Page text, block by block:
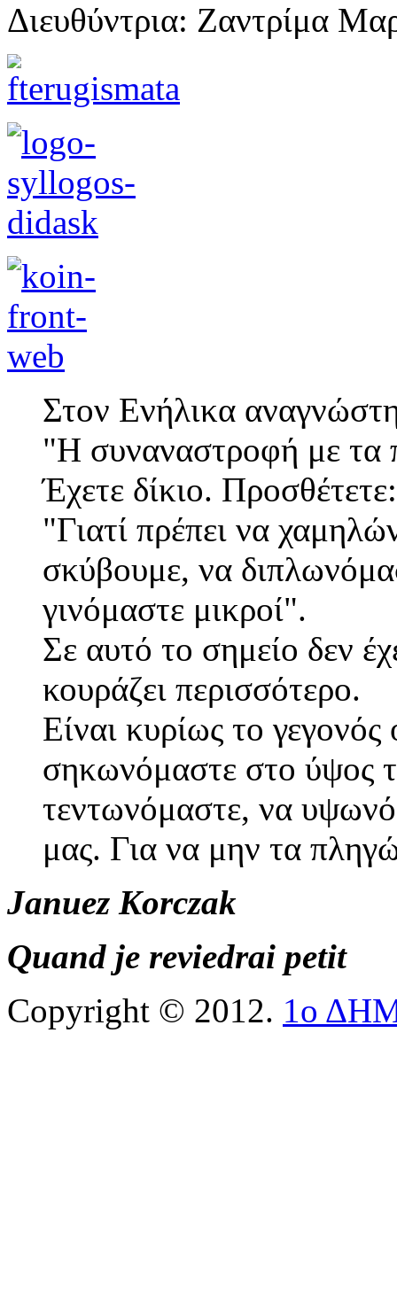
Διευθύντρια: Ζαντρίμα
Στον Ενήλικα
"Η συναναστροφή με τα
Έχετε δίκιο. Προσθέτετε:
"Γιατί πρέπει να
σκύβουμε, να
γινόμαστε μικροί".
Σε αυτό το σημείο δεν
κουράζει περισσότερο.
Είναι κυρίως το
σηκωνόμαστε στο ύψος
τεντωνόμαστε, να
μας. Για να μην τα
Januez Korczak
Quand je reviedrai petit
Copyright © 2012. 1ο